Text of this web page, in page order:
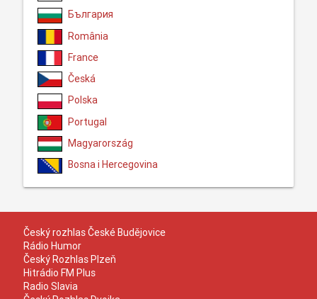
България
România
France
Česká
Polska
Portugal
Magyarország
Bosna i Hercegovina
Český rozhlas České Budějovice
Rádio Humor
Český Rozhlas Plzeň
Hitrádio FM Plus
Radio Slavia